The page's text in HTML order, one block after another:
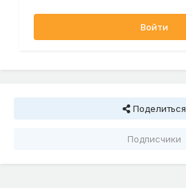
Войти
Поделиться
Подписчики